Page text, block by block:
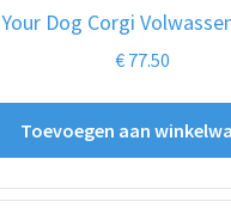
Your Dog Corgi
€ 77.50
Toevoegen aan